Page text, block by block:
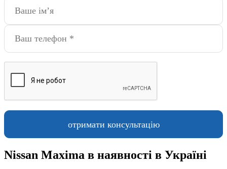
Nissan Maxima в наявності в Україні